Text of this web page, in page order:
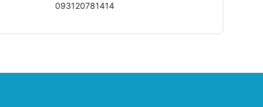
093120781414